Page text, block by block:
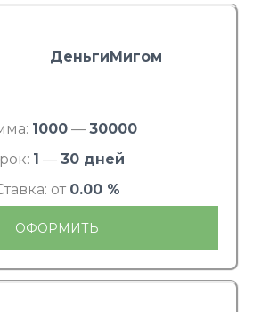
ДеньгиМигом
1000 — 30000
1 — 30 дней
от 0.00 %
ОФОРМИТЬ